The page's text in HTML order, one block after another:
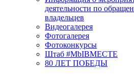
деятельности по
владельцев
Видеогалерея
Фотогалерея
Фотоконкурсы
Штаб #MbIBMECTE
80 ЛЕТ ПОБЕДЫ